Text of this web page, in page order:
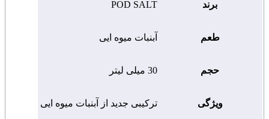
برند POD SALT
طعم آبنبات میوه ایی
حجم 30 میلی لیتر
ویژگی ترکیبی جدید از آبنبات میوه ایی